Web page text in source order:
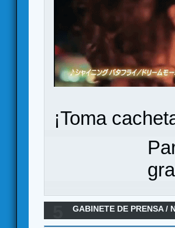
¡Toma
GABINETE DE PRENSA/